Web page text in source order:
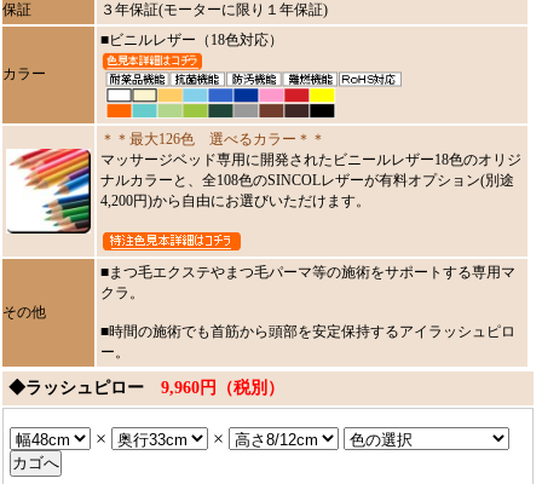
保証
３年保証(モーターに限り１年保証)
カラー
■ビニルレザー（18色対応）
＊＊最大126色 選べるカラー＊＊
マッサージベッド専用に開発されたビニールレザー18色のオリジ
ナルカラーと、全108色のSINCOLレザーが有料オプション(別途
4,200円)から自由にお選びいただけます。
その他
■まつ毛エクステやまつ毛パーマ等の施術をサポートする専用マ
クラ。
■時間の施術でも首筋から頭部を安定保持するアイラッシュピロ
ー。
◆ラッシュピロー 9,960円（税別）
× ×